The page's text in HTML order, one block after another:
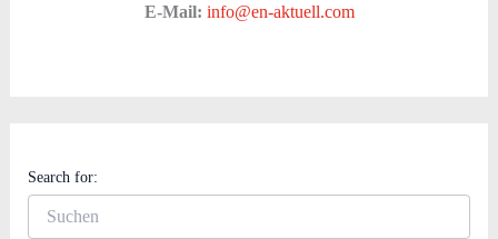
E-Mail: info@en-aktuell.com
Search for: